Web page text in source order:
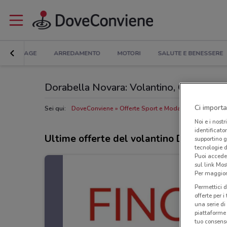
BRICOLAGE ARREDAMENTO MOTORI SALUTE E BENESSERE
Dorabella Novara: Volantino, Orari di
Sei qui: DoveConviene Offerte Sport e Moda a Novara
Ultime offerte del volantino Dorabella
Ci
Noi e i nostri
supportino
tecnologie
Puoi
sul link
Per
Permettici
offerte per
una serie
piattaforme
tuo